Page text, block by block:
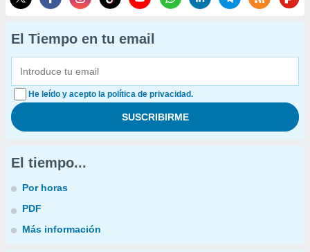
El Tiempo en tu email
He leído y acepto la política de privacidad.
El tiempo...
Por horas
PDF
Más información